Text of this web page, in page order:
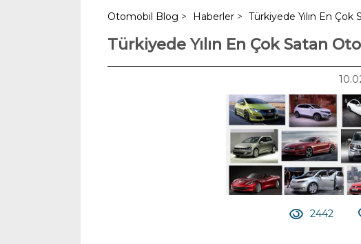
Otomobil Blog > Haberler > Türkiyede Yılın En
Türkiyede Yılın En Çok Satan
2442